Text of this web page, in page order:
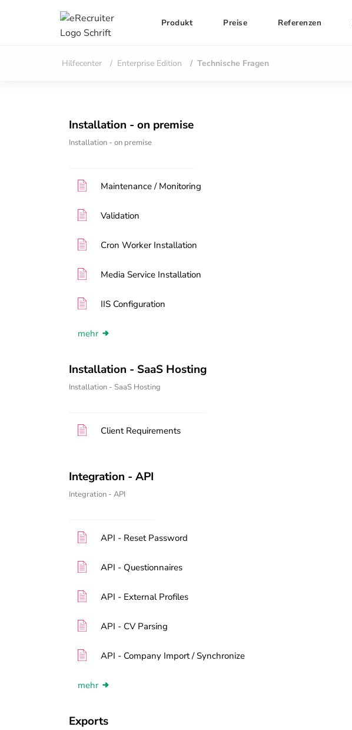
Produkt Preise Referenzen
Hilfecenter Enterprise Edition Technische Fragen
Installation - on premise
Installation - on premise
Maintenance / Monitoring
Validation
Cron Worker Installation
Media Service Installation
IIS Configuration
mehr
Installation - SaaS Hosting
Installation - SaaS Hosting
Client Requirements
Integration - API
Integration - API
API - Reset Password
API - Questionnaires
API - External Profiles
API - CV Parsing
API - Company Import / Synchronize
mehr
Exports